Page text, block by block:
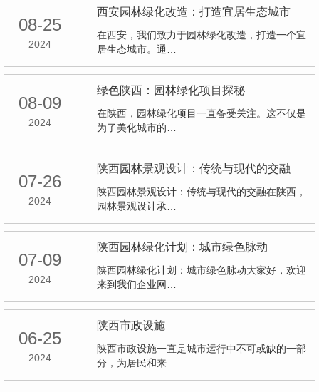
08-25
2024
西安园林绿化改造：打造宜居生态城市
在西安，我们致力于园林绿化改造，打造一个宜
居生态城市。通…
08-09
2024
绿色陕西：园林绿化项目探秘
在陕西，园林绿化项目一直备受关注。这不仅是
为了美化城市的…
07-26
2024
陕西园林景观设计：传统与现代的交融
陕西园林景观设计：传统与现代的交融在陕西，
园林景观设计承…
07-09
2024
陕西园林绿化计划：城市绿色脉动
陕西园林绿化计划：城市绿色脉动大家好，欢迎
来到我们企业网…
06-25
2024
陕西市政设施
陕西市政设施一直是城市运行中不可或缺的一部
分，为居民和来…